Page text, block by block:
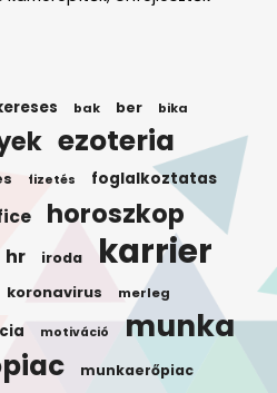
bak ber bika
ezoteria
fizetés foglalkoztatas
horoszkop
hr iroda karrier
koronavirus merleg
motiváció munka
munkaerőpiac